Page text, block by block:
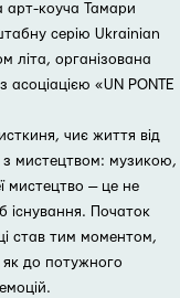
арт-коуча Тамари
серію Ukrainian
літа, організована
асоціацією «UN PONTE
чиє життя від
з мистецтвом: музикою,
мистецтво — це не
існування. Початок
став тим моментом,
до потужного